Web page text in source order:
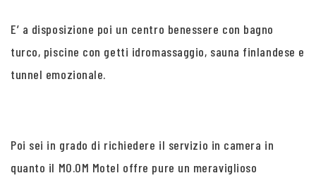
E’ a disposizione poi un centro benessere con bagno
turco, piscine con getti idromassaggio, sauna finlandese e
tunnel emozionale.
Poi sei in grado di richiedere il servizio in camera in
quanto il MO.OM Motel offre pure un meraviglioso